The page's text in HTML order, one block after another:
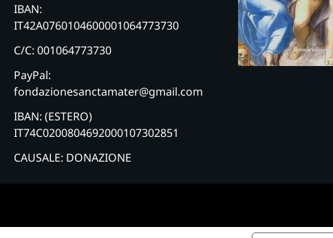
IBAN:
IT42A0760104600001064773730
C/C: 001064773730
PayPal:
fondazionesanctamater@gmail.com
IBAN: (ESTERO)
IT74C0200804692000107302851
CAUSALE: DONAZIONE